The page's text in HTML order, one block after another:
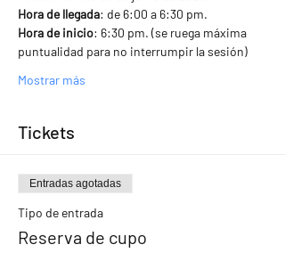
Hora de llegada: de 6:00 a 6:30 pm.
Hora de inicio: 6:30 pm. (se ruega máxima
puntualidad para no interrumpir la sesión)
Mostrar más
Tickets
Entradas agotadas
Tipo de entrada
Reserva de cupo